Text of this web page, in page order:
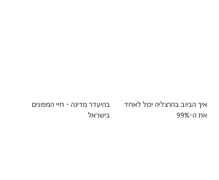
איך הביוב בהרצליה יכול לאחד
את ה-99%
בהיעדר מדינה - חיי המפונים
בישראל